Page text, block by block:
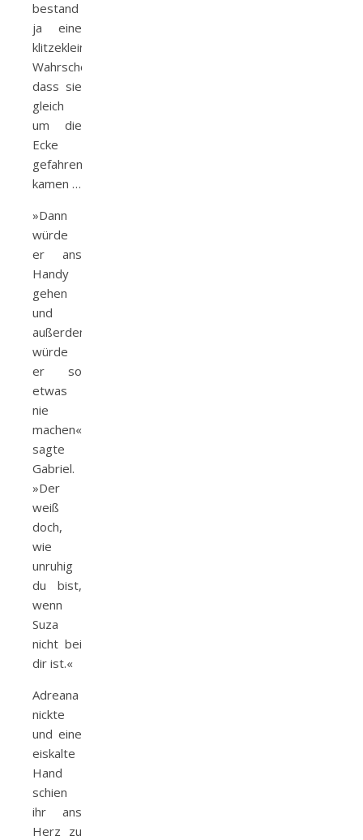
bestand
ja eine
klitzekleine
Wahrscheinlichkeit,
dass sie
gleich
um die
Ecke
gefahren
kamen …
»Dann
würde
er ans
Handy
gehen
und
außerdem
würde
er so
etwas
nie
machen«,
sagte
Gabriel.
»Der
weiß
doch,
wie
unruhig
du bist,
wenn
Suza
nicht bei
dir ist.«
Adreana
nickte
und eine
eiskalte
Hand
schien
ihr ans
Herz zu